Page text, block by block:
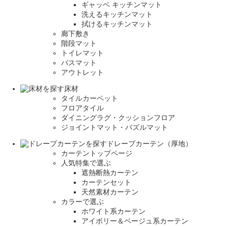
ギャッベ キッチンマット
洗えるキッチンマット
拭けるキッチンマット
廊下敷き
階段マット
トイレマット
バスマット
アウトレット
床材
タイルカーペット
フロアタイル
ダイニングラグ・クッションフロア
ジョイントマット・パズルマット
ドレープカーテン（厚地）
カーテントップページ
人気特集で選ぶ
遮熱断熱カーテン
カーテンセット
天然素材カーテン
カラーで選ぶ
ホワイト系カーテン
アイボリー＆ベージュ系カーテン